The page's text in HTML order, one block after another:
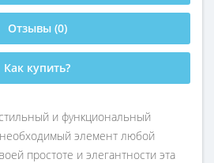
Отзывы (0)
Как купить?
и функциональный
элемент любой
простоте и элегантности эта